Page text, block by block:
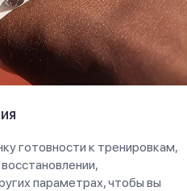
готовности к тренировкам,
параметрах, чтобы вы